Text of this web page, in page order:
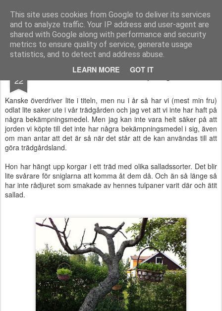
This site uses cookies from Google to deliver its services
and to analyze traffic. Your IP address and user-agent are
shared with Google along with performance and security
metrics to ensure quality of service, generate usage
statistics, and to detect and address abuse.
LEARN MORE GOT IT
Functional Fitness by Mattias - Träningsinspiration & träningsfilmer
Pages
22 Garanterat utan bekämpningsmedel
Kanske överdriver lite i titeln, men nu i år så har vi (mest min fru)
odlat lite saker ute i vår trädgården och jag vet att vi inte har haft på
några bekämpningsmedel. Men jag kan inte vara helt säker på att
jorden vi köpte till det inte har några bekämpningsmedel i sig, även
om man antar att det är så när det står att de kan användas till att
göra trädgårdsland.
Hon har hängt upp korgar i ett träd med olika salladssorter. Det blir
lite svårare för sniglarna att komma åt dem då. Och än så länge så
har inte rådjuret som smakade av hennes tulpaner varit där och ätit
sallad.